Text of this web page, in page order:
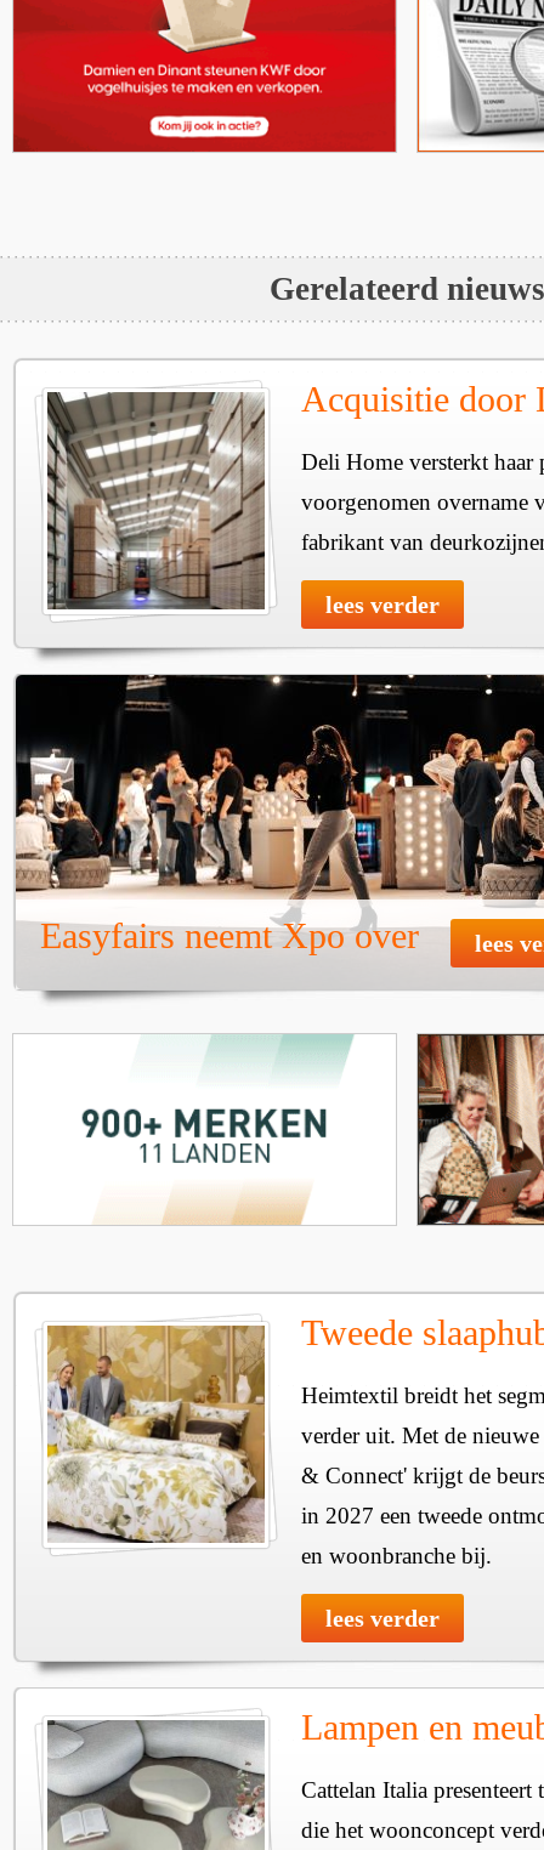
Gerelateerd nieuws
Acquisitie door
Deli Home versterkt haar
voorgenomen overname
fabrikant van
lees verder
Easyfairs neemt Xpo over lees
Tweede
Heimtextil breidt het
verder uit. Met de
& Connect' krijgt de
in 2027 een tweede
en woonbranche bij.
lees verder
Lampen en
Cattelan Italia
die het woonconcept